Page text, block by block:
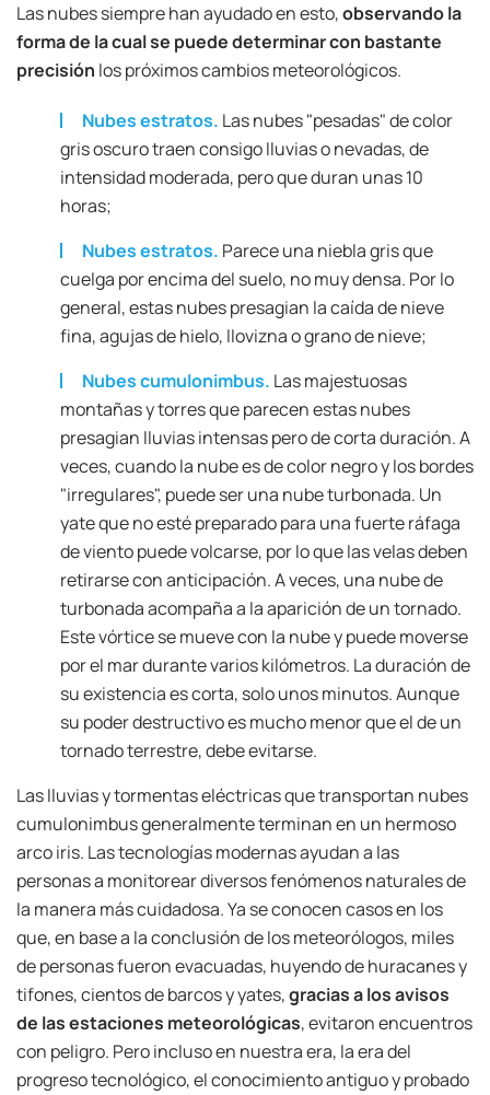
Las nubes siempre han ayudado en esto,observando la
forma de la cual se puede determinar con bastante
precisión los próximos cambios meteorológicos.
Nubes estratos. Las nubes "pesadas" de color
gris oscuro traen consigo lluvias o nevadas, de
intensidad moderada, pero que duran unas 10
horas;
Nubes estratos. Parece una niebla gris que
cuelga por encima del suelo, no muy densa. Por lo
general, estas nubes presagian la caída de nieve
fina, agujas de hielo, llovizna o grano de nieve;
Nubes cumulonimbus. Las majestuosas
montañas y torres que parecen estas nubes
presagian lluvias intensas pero de corta duración. A
veces, cuando la nube es de color negro y los bordes
"irregulares", puede ser una nube turbonada. Un
yate que no esté preparado para una fuerte ráfaga
de viento puede volcarse, por lo que las velas deben
retirarse con anticipación. A veces, una nube de
turbonada acompaña a la aparición de un tornado.
Este vórtice se mueve con la nube y puede moverse
por el mar durante varios kilómetros. La duración de
su existencia es corta, solo unos minutos. Aunque
su poder destructivo es mucho menor que el de un
tornado terrestre, debe evitarse.
Las lluvias y tormentas eléctricas que transportan nubes
cumulonimbus generalmente terminan en un hermoso
arco iris. Las tecnologías modernas ayudan a las
personas a monitorear diversos fenómenos naturales de
la manera más cuidadosa. Ya se conocen casos en los
que, en base a la conclusión de los meteorólogos, miles
de personas fueron evacuadas, huyendo de huracanes y
tifones, cientos de barcos y yates,gracias a los avisos
de las estaciones meteorológicas, evitaron encuentros
con peligro. Pero incluso en nuestra era, la era del
progreso tecnológico, el conocimiento antiguo y probado